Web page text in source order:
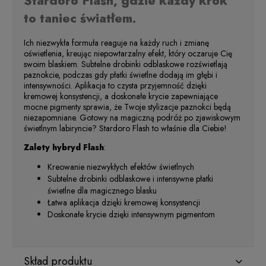
to taniec światłem.
Ich niezwykła formuła reaguje na każdy ruch i zmianę
oświetlenia, kreując niepowtarzalny efekt, który oczaruje Cię
swoim blaskiem. Subtelne drobinki odblaskowe rozświetlają
paznokcie, podczas gdy płatki świetlne dodają im głębi i
intensywności. Aplikacja to czysta przyjemność dzięki
kremowej konsystencji, a doskonałe krycie zapewniające
mocne pigmenty sprawia, że Twoje stylizacje paznokci będą
niezapomniane. Gotowy na magiczną podróż po zjawiskowym
świetlnym labiryncie? Stardoro Flash to właśnie dla Ciebie!
Zalety hybryd Flash:
Kreowanie niezwykłych efektów świetlnych
Subtelne drobinki odblaskowe i intensywne płatki
świetlne dla magicznego blasku
Łatwa aplikacja dzięki kremowej konsystencji
Doskonałe krycie dzięki intensywnym pigmentom
Skład produktu